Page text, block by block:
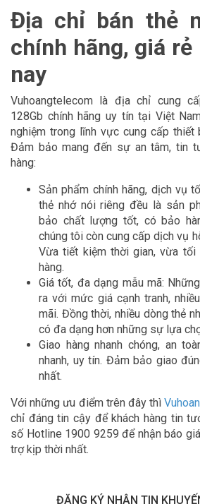
Địa chỉ bán thẻ
chính hãng, giá
nay
Vuhoangtelecom là địa chỉ cung
128Gb chính hãng uy tín tại Việt
nghiệm trong lĩnh vực cung cấp
Đảm bảo mang đến sự an tâm, tin
hàng:
Sản phẩm chính hãng, dịch vụ
thẻ nhớ nói riêng đều là sản
bảo chất lượng tốt, có bảo
chúng tôi còn cung cấp dịch vụ
Vừa tiết kiệm thời gian, vừa tối
hàng.
Giá tốt, đa dạng mẫu mã:
ra với mức giá cạnh tranh,
mãi. Đồng thời, nhiều dòng thẻ
có đa dạng hơn những sự lựa
Giao hàng nhanh chóng, an
nhanh, uy tín. Đảm bảo giao
nhất.
Với những ưu điểm trên đây thì
chỉ đáng tin cậy để khách hàng tin
số Hotline 1900 9259 để nhận báo
trợ kịp thời nhất.
ĐĂNG KÝ NHẬN TIN